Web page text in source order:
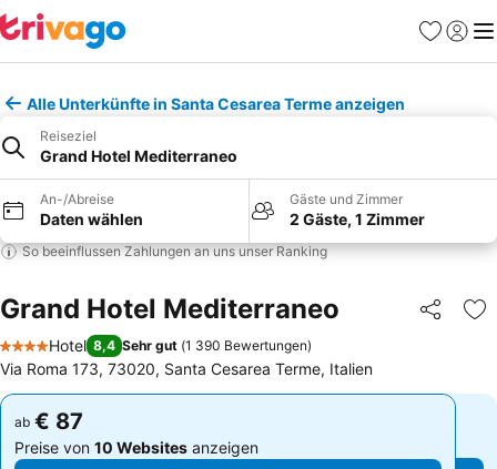
Favoriten
Alle Unterkünfte in Santa Cesarea Terme anzeigen
Reiseziel
Grand Hotel Mediterraneo
An-/Abreise
Daten wählen
Gäste und Zimmer
2 Gäste, 1 Zimmer
So beeinflussen Zahlungen an uns unser Ranking
Grand Hotel Mediterraneo Teilen
4 Sterne
Hotel 8,4 Sehr gut (1 390 Bewertungen)
Via Roma 173, 73020, Santa Cesarea Terme, Italien
ab € 87
Preise von 10 Websitesanzeigen
ab € 87
Preise von 10 Websites anzeigen